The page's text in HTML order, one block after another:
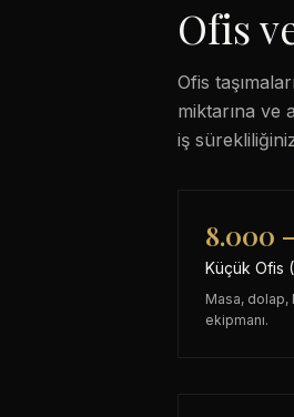
Ofis
Ofis
miktarına ve
iş
8.000
Küçük Ofis
Masa,
ekipmanı.